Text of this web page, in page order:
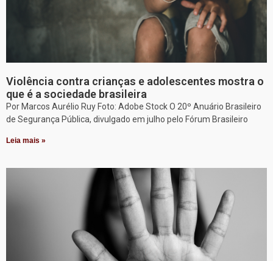
Violência contra crianças e adolescentes mostra o
que é a sociedade brasileira
Por Marcos Aurélio Ruy Foto: Adobe Stock O 20º Anuário Brasileiro
de Segurança Pública, divulgado em julho pelo Fórum Brasileiro
Leia mais »